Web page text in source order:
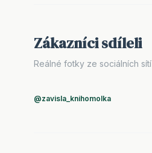
Zákazníci sdíleli
Reálné fotky ze sociálních sítí
@zavisla_knihomolka